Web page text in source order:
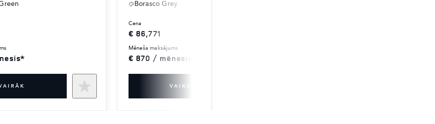
Borasco Grey
cena
€ 86,771
mēneša maksājums
€ 870 / mēnesis*
VAIRĀK